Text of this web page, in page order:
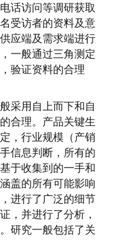
话访问等调研获取
受访者的资料及意
应端及需求端进行
一般通过三角测定
验证资料的合理
采用自上而下和自
合理。产品关键生
，行业规模（产销
信息判断，所有的
于收集到的一手和
盖的所有可能影响
进行了广泛的细节
，并进行了分析，
研究一般包括了关